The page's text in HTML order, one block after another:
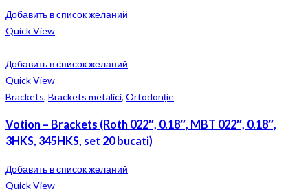
Добавить в список желаний
Quick View
Добавить в список желаний
Quick View
Brackets, Brackets metalici, Ortodonție
Votion – Brackets (Roth 022″, 0.18″, MBT 022″, 0.18″,
3HKS, 345HKS, set 20 bucati)
Добавить в список желаний
Quick View